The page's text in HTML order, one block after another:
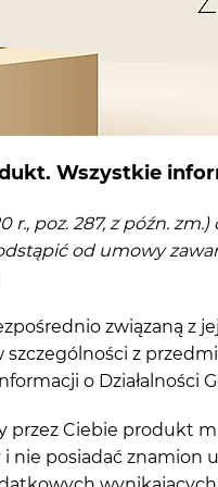
Wszystkie
poz. 287, z późn.
od umowy
związaną z
z
o Działalności
Ciebie produkt
posiadać znamion